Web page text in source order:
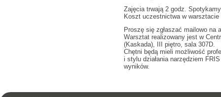
Zajęcia trwają 2 godz.
Koszt uczestnictwa w warsztacie
Proszę się zgłaszać mailowo na
Warsztat realizowany jest w
(Kaskada), III piętro, sala 307D.
Chętni będą mieli możliwość
i stylu działania narzędziem
wyników.